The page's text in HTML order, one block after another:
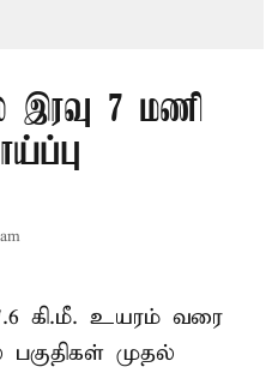
இரவு 7 மணி
கி.மீ. உயரம் வரை
முதல்